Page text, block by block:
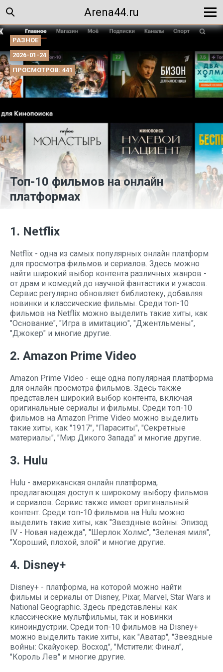
Arena44.ru
РАЗНОЕ
2026-01-24
ПРОСМОТРОВ: 441
Топ-10 фильмов на онлайн
платформах
1. Netflix
Netflix - одна из самых популярных онлайн платформ
для просмотра фильмов и сериалов. Здесь можно
найти широкий выбор контента различных жанров -
от драм и комедий до научной фантастики и ужасов.
Сервис регулярно обновляет библиотеку, добавляя
новинки и классические фильмы. Среди топ-10
фильмов на Netflix можно выделить такие хиты, как
"Основание", "Игра в имитацию", "Джентльмены",
"Джокер" и многие другие.
2. Amazon Prime Video
Amazon Prime Video - еще одна популярная платформа
для онлайн просмотра фильмов. Здесь также
представлен широкий выбор контента, включая
оригинальные сериалы и фильмы. Среди топ-10
фильмов на Amazon Prime Video можно выделить
такие хиты, как "1917", "Параситы", "Секретные
материалы", "Мир Дикого Запада" и многие другие.
3. Hulu
Hulu - американская онлайн платформа,
предлагающая доступ к широкому выбору фильмов
и сериалов. Сервис также имеет оригинальный
контент. Среди топ-10 фильмов на Hulu можно
выделить такие хиты, как "Звездные войны: Эпизод
IV - Новая надежда", "Шерлок Холмс", "Зеленая миля",
"Хороший, плохой, злой" и многие другие.
4. Disney+
Disney+ - платформа, на которой можно найти
фильмы и сериалы от Disney, Pixar, Marvel, Star Wars и
National Geographic. Здесь представлены как
классические мультфильмы, так и новинки
киноиндустрии. Среди топ-10 фильмов на Disney+
можно выделить такие хиты, как "Аватар", "Звездные
войны: Скайуокер. Восход", "Мстители: Финал",
"Король Лев" и многие другие.